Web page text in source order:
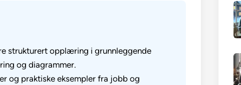
strukturert opplæring i grunnleggende
og diagrammer.
og praktiske eksempler fra jobb og